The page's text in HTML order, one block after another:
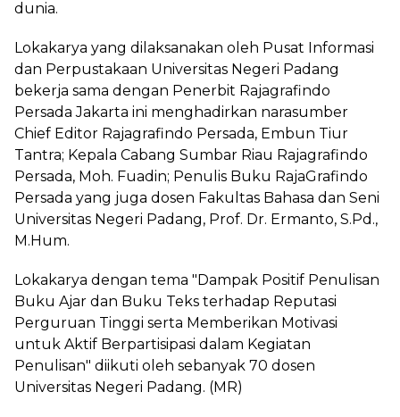
dunia.
Lokakarya yang dilaksanakan oleh Pusat Informasi
dan Perpustakaan Universitas Negeri Padang
bekerja sama dengan Penerbit Rajagrafindo
Persada Jakarta ini menghadirkan narasumber
Chief Editor Rajagrafindo Persada, Embun Tiur
Tantra; Kepala Cabang Sumbar Riau Rajagrafindo
Persada, Moh. Fuadin; Penulis Buku RajaGrafindo
Persada yang juga dosen Fakultas Bahasa dan Seni
Universitas Negeri Padang, Prof. Dr. Ermanto, S.Pd.,
M.Hum.
Lokakarya dengan tema "Dampak Positif Penulisan
Buku Ajar dan Buku Teks terhadap Reputasi
Perguruan Tinggi serta Memberikan Motivasi
untuk Aktif Berpartisipasi dalam Kegiatan
Penulisan" diikuti oleh sebanyak 70 dosen
Universitas Negeri Padang. (MR)